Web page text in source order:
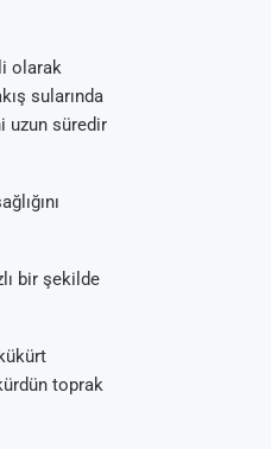
olarak
sularında
uzun süredir
bir şekilde
toprak